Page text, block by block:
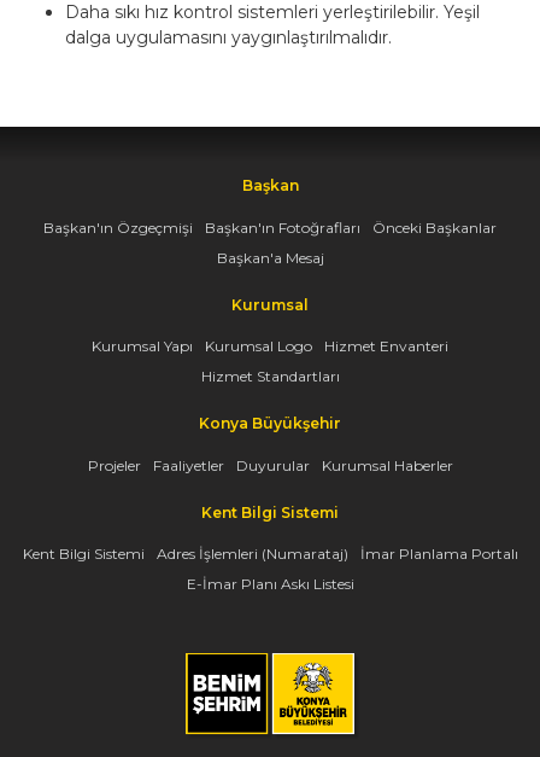
Daha sıkı hız kontrol sistemleri yerleştirilebilir. Yeşil
dalga uygulamasını yaygınlaştırılmalıdır.
Başkan
Başkan'ın Özgeçmişi Başkan'ın Fotoğrafları
Önceki Başkanlar
Başkan'a Mesaj
Kurumsal
Kurumsal Yapı Kurumsal Logo
Hizmet Envanteri
Hizmet Standartları
Konya Büyükşehir
Projeler Faaliyetler Duyurular Kurumsal Haberler
Kent Bilgi Sistemi
Kent Bilgi Sistemi Adres İşlemleri (Numarataj)
İmar Planlama Portalı
E-İmar Planı Askı Listesi